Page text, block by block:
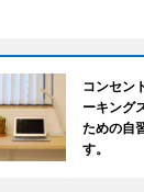
コンセン
ーキング
ための自
す。